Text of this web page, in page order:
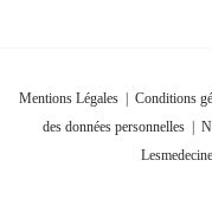
Mentions Légales Conditions
des données personnelles|